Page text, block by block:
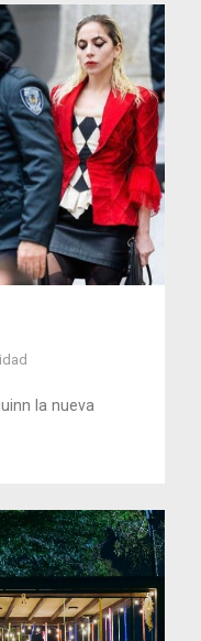
la nueva